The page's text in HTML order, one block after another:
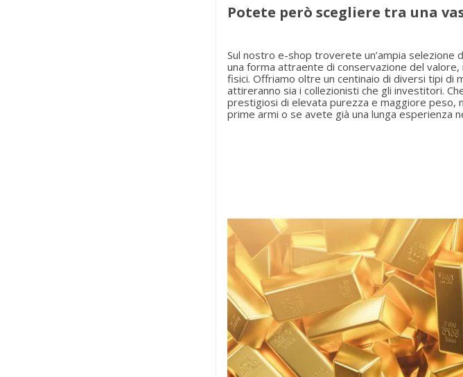
Potete però scegliere tra una
Sul nostro e-shop troverete un’ampia selezione
una forma attraente di conservazione del
fisici. Offriamo oltre un centinaio di diversi tipi di
attireranno sia i collezionisti che gli investitori.
prestigiosi di elevata purezza e maggiore
prime armi o se avete già una lunga esperienza
La mia lista dei
add_circle_outline Crea un nuovo elenco
Devi avere effettuato l'accesso per